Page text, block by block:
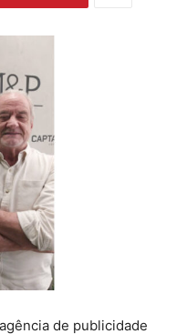
de publicidade